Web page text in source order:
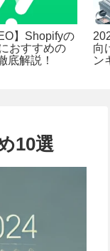
】Shopifyの
おすすめの
底解説！
向
ン
10選